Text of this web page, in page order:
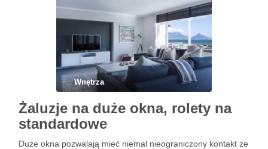
Wnętrza
Żaluzje na duże okna, rolety na
standardowe
Duże okna pozwalają mieć niemal nieograniczony kontakt ze